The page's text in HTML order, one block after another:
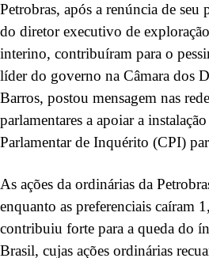
Petrobras, após a renúncia de seu
do diretor executivo de
interino, contribuíram para o
líder do governo na Câmara dos
Barros, postou mensagem nas
parlamentares a apoiar a
Parlamentar de Inquérito (CPI)
As ações da ordinárias da
enquanto as preferenciais caíram
contribuiu forte para a queda do
Brasil, cujas ações ordinárias